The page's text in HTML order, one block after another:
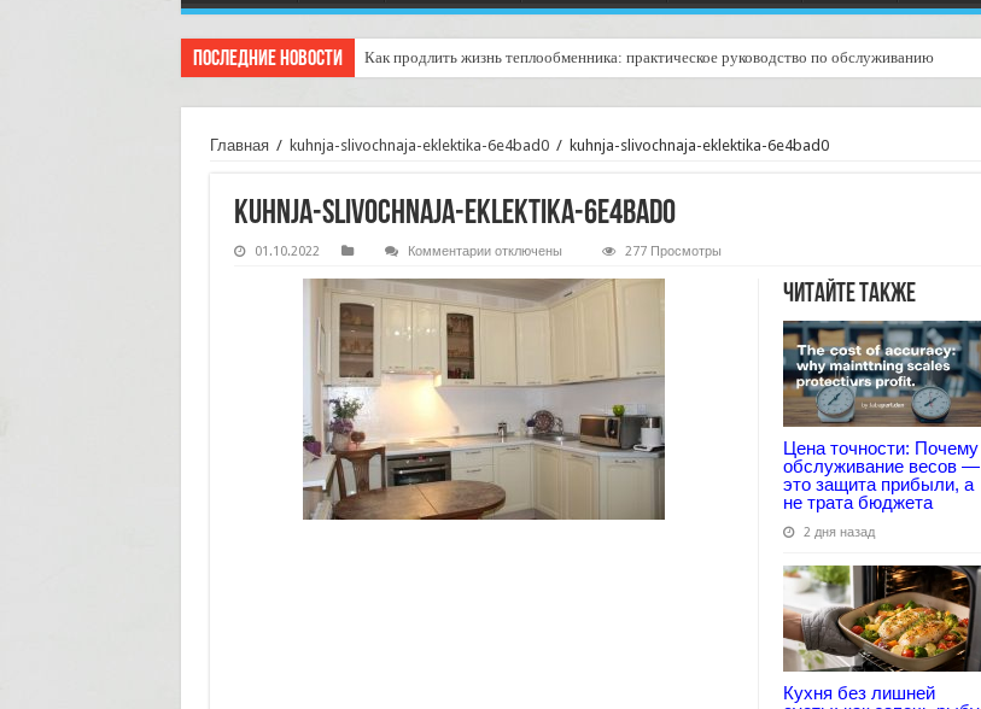
Последние новости Как продлить жизнь теплообменника: практическое руководство по обслуживанию
Горбыль как дрова: недооценённый ресурс для тепла, экономии и творчества
Главная / kuhnja-slivochnaja-eklektika-6e4bad0 / kuhnja-slivochnaja-eklektika-6e4bad0
kuhnja-slivochnaja-eklektika-6e4bad0
01.10.2022 Комментариик
kuhnja-
slivochnaja-
eklektika-
отключены 277 Просмотры
Читайте также
Цена точности: Почему
обслуживание весов —
это защита прибыли, а
не трата бюджета
2 дня назад
Кухня без лишней